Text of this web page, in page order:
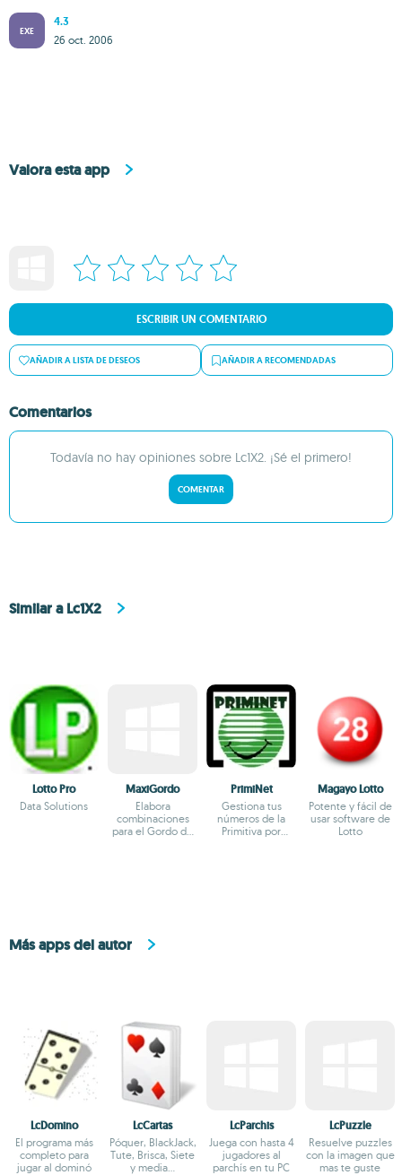
EXE
4.3
26 oct. 2006
Valora esta app
ESCRIBIR UN COMENTARIO
AÑADIR A LISTA DE DESEOS AÑADIR A RECOMENDADAS
Comentarios
Todavía no hay opiniones sobre Lc1X2. ¡Sé el primero!
COMENTAR
Similar a Lc1X2
Lotto Pro
Data Solutions
MaxiGordo
Elabora
combinaciones
para el Gordo de
PrimiNet
Gestiona tus
números de la
Primitiva por
Magayo Lotto
Potente y fácil de
usar software de
Lotto
Más apps del autor
LcDomino
El programa más
completo para
jugar al dominó
LcCartas
Póquer, BlackJack,
Tute, Brisca, Siete
y media...
LcParchis
Juega con hasta 4
jugadores al
parchís en tu PC
LcPuzzle
Resuelve puzzles
con la imagen que
mas te guste